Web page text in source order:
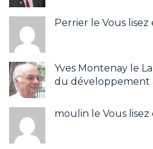
Perrier le Vous
Yves Montenay le
du développement
moulin le Vous